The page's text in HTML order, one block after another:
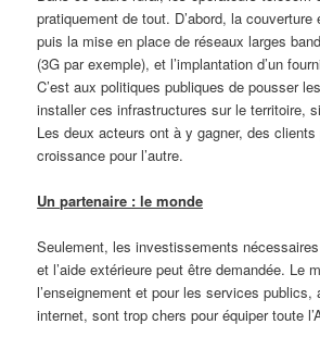
pratiquement de tout. D’abord, la couverture
puis la mise en place de réseaux larges
(3G par exemple), et l’implantation d’un
C’est aux politiques publiques de pousser
installer ces infrastructures sur le territoire,
Les deux acteurs ont à y gagner, des clients
croissance pour l’autre.
Un partenaire : le monde
Seulement, les investissements
et l’aide extérieure peut être demandée. Le
l’enseignement et pour les services publics,
internet, sont trop chers pour équiper toute